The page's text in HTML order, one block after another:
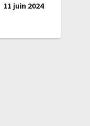
11 juin 2024